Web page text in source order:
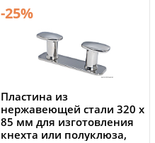
-25%
Пластина из
нержавеющей стали 320 x
85 мм для изготовления
кнехта или полуклюза,